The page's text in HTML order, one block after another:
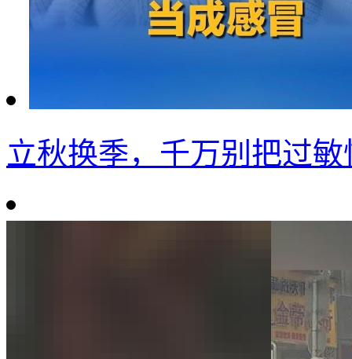
立秋换季，千万别把过